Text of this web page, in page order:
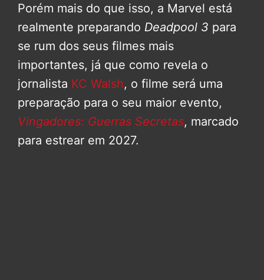
Porém mais do que isso, a Marvel está
realmente preparando Deadpool 3 para
se rum dos seus filmes mais
importantes, já que como revela o
jornalista KC Walsh, o filme será uma
preparação para o seu maior evento,
Vingadores: Guerras Secretas, marcado
para estrear em 2027.